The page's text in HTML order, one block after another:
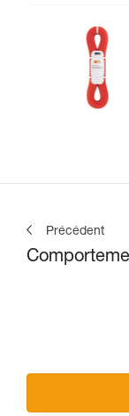
Précédent